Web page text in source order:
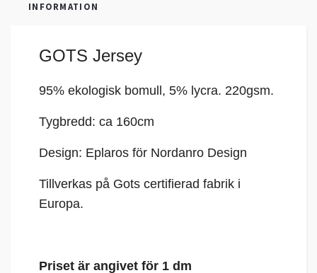
INFORMATION
GOTS Jersey
95% ekologisk bomull, 5% lycra. 220gsm.
Tygbredd: ca 160cm
Design: Eplaros för Nordanro Design
Tillverkas på Gots certifierad fabrik i
Europa.
Priset är angivet för 1 dm